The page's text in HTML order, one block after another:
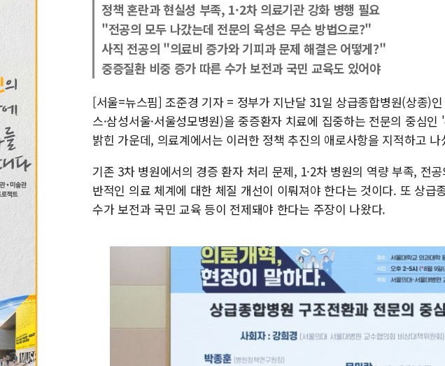
정책 혼란과 현실성 부족, 1·2차 의료기관 강화 병행 필요
"전공의 모두 나갔는데 전문의 육성은 무슨 방법으로?"
사직 전공의 "의료비 증가와 기피과 문제 해결은 어떻게?"
중증질환 비중 증가 따른 수가 보전과 국민 교육도 있어야
[서울=뉴스핌] 조준경 기자 = 정부가 지난달 31일 상급종합병원(상종)인
스·삼성서울·서울성모병원)을 중증환자 치료에 집중하는 전문의 중심
밝힌 가운데, 의료계에서는 이러한 정책 추진의 애로사항을 지적하고 나
기존 3차 병원에서의 경증 환자 처리 문제, 1·2차 병원의 역량 부족, 전
반적인 의료 체계에 대한 체질 개선이 이뤄져야 한다는 것이다. 또 상급
수가 보전과 국민 교육 등이 전제돼야 한다는 주장이 나왔다.